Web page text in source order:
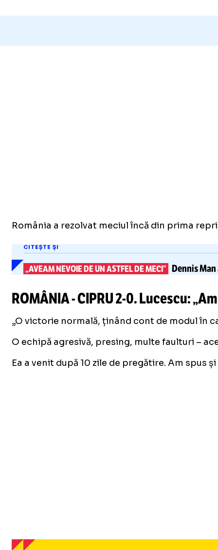
România a rezolvat meciul încă din prima
CITEȘTE ȘI
„AVEAM NEVOIE DE UN ASTFEL DE MECI” Dennis
ROMÂNIA - CIPRU2-0. Lucescu:
„O victorie normală, ținând cont de modul în
O echipă agresivă, presing, multe faulturi –
Ea a venit după 10 zile de pregătire. Am spus